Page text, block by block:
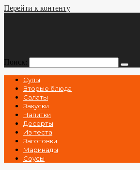
Перейти к контенту
Поиск:
Супы
Вторые блюда
Салаты
Закуски
Напитки
Десерты
Из теста
Заготовки
Маринады
Соусы